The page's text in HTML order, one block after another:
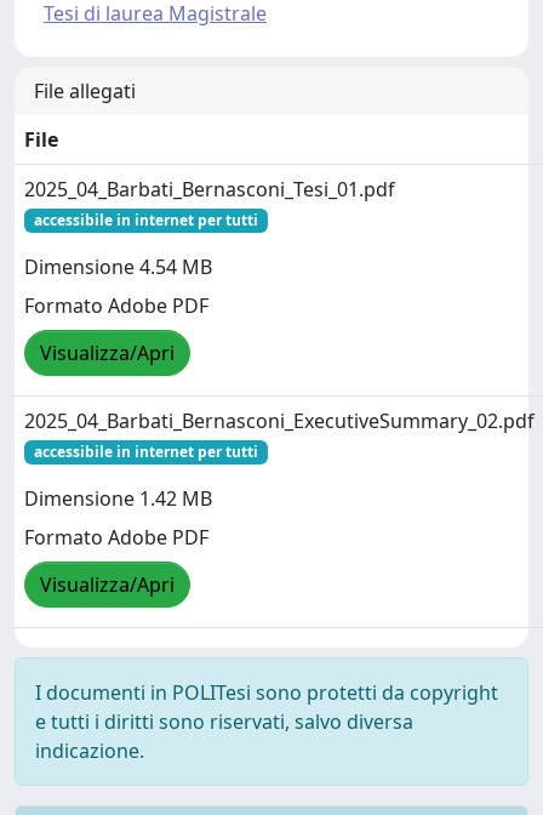
Tesi di laurea Magistrale
File allegati
File
2025_04_Barbati_Bernasconi_Tesi_01.pdf
accessibile in internet per tutti
Dimensione 4.54 MB
Formato Adobe PDF
Visualizza/Apri
2025_04_Barbati_Bernasconi_ExecutiveSummary_02.pdf
accessibile in internet per tutti
Dimensione 1.42 MB
Formato Adobe PDF
Visualizza/Apri
I documenti in POLITesi sono protetti da copyright
e tutti i diritti sono riservati, salvo diversa
indicazione.